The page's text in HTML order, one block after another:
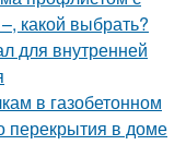
какой выбрать?
для внутренней
в газобетонном
в доме